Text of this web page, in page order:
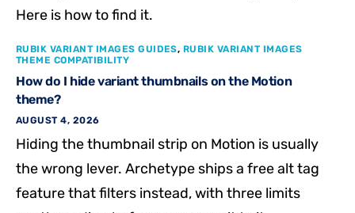
Here is how to find it.
RUBIK VARIANT IMAGES GUIDES, RUBIK VARIANT IMAGES
THEME COMPATIBILITY
How do I hide variant thumbnails on the Motion
theme?
AUGUST 4, 2026
Hiding the thumbnail strip on Motion is usually
the wrong lever. Archetype ships a free alt tag
feature that filters instead, with three limits